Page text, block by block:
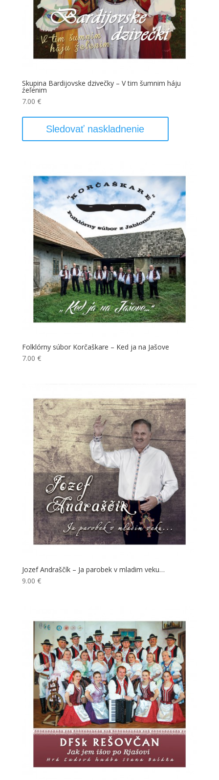
Skupina Bardijovske dzivečky – V tim šumnim háju
źeľenim
7.00 €
Sledovať naskladnenie
Folklórny súbor Korčaškare – Ked ja na Jašove
7.00 €
Jozef Andraščík – Ja parobek v mladim veku…
9.00 €